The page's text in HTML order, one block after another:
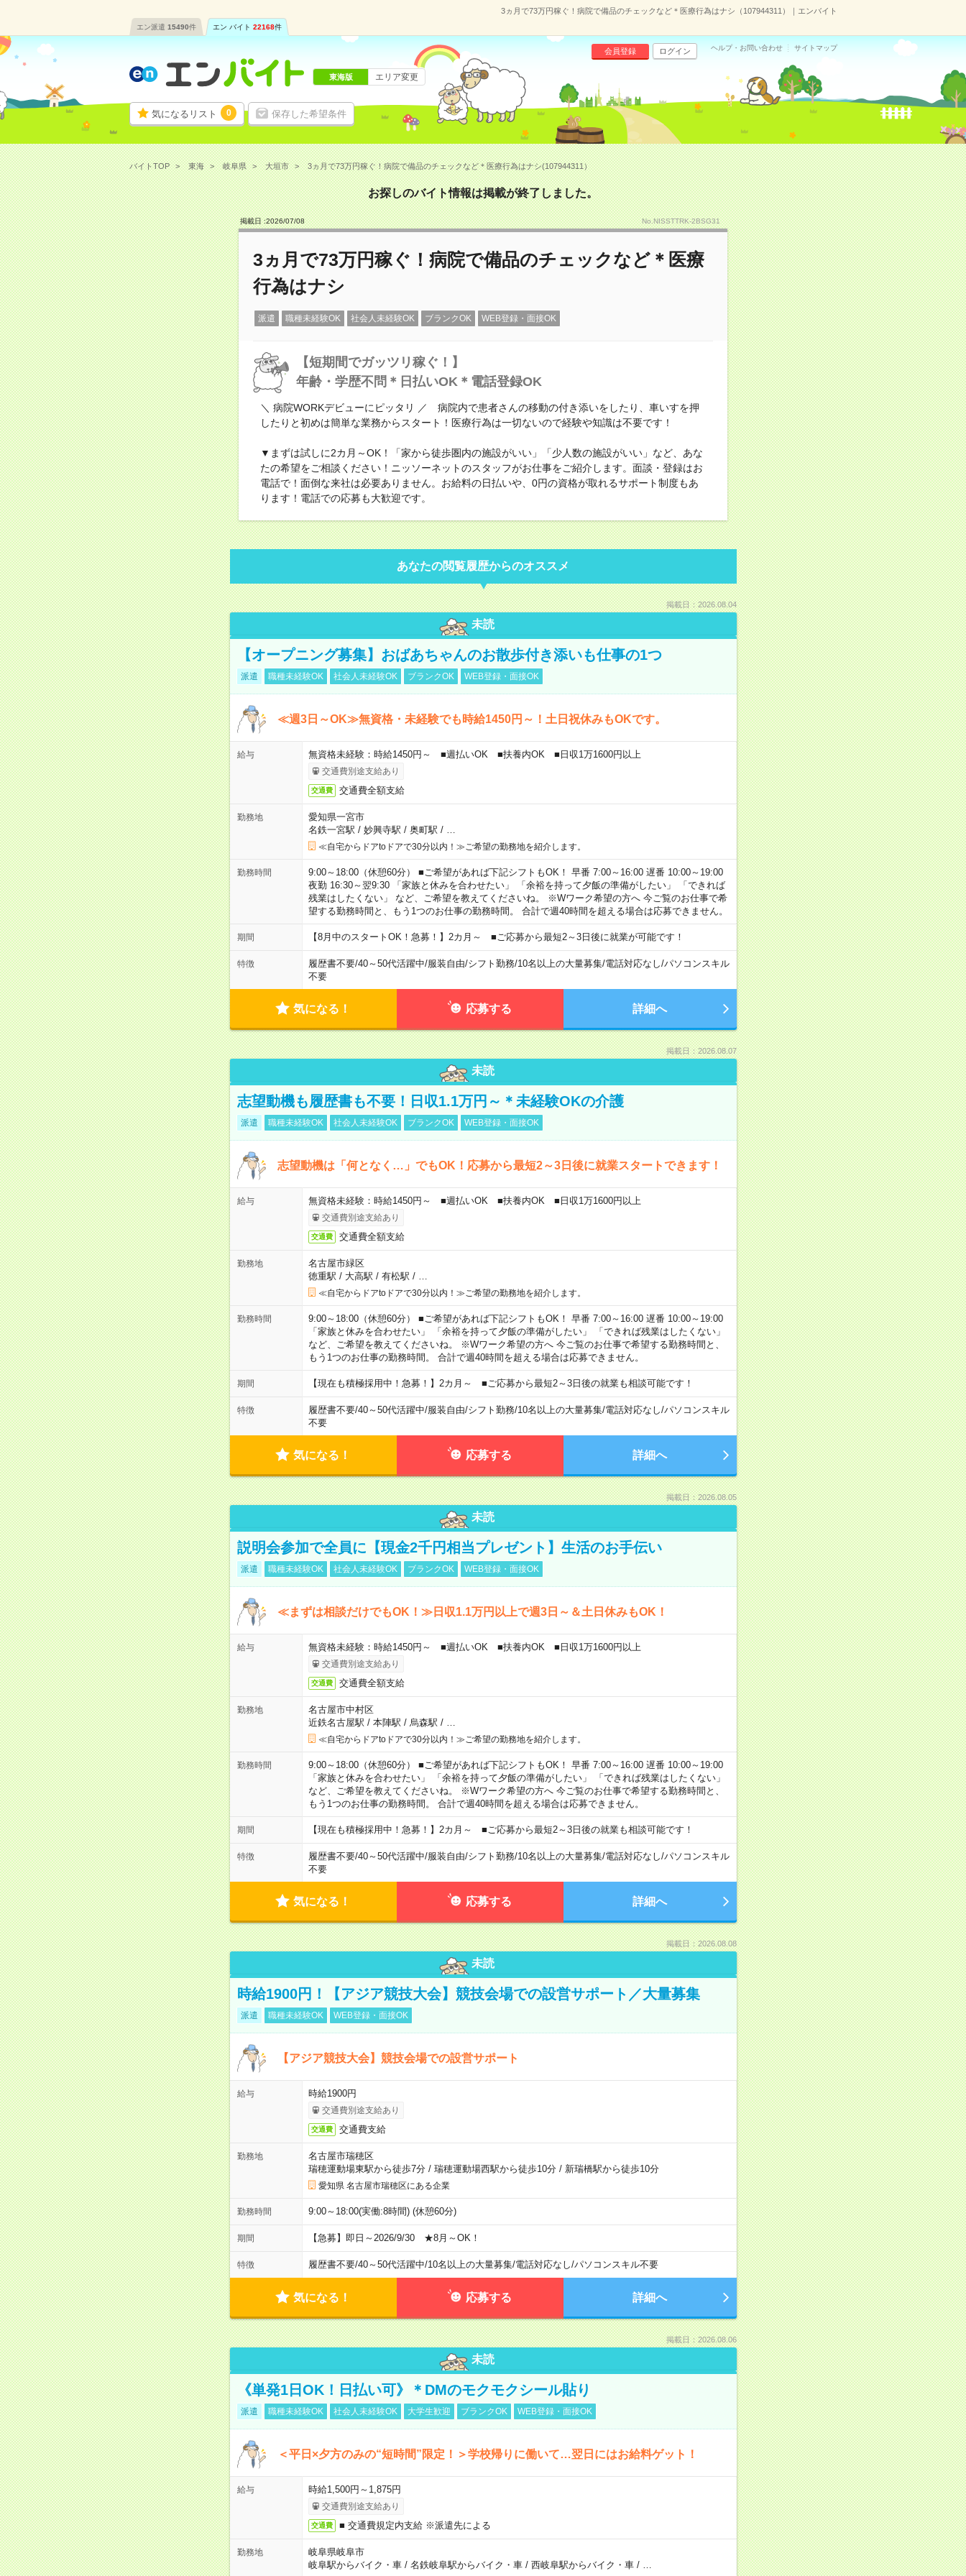
3ヵ月で73万円稼ぐ！病院で備品のチェックなど＊医療行為はナシ（107944311）｜エンバイト
エン派遣 15490件 エン バイト 22168件
気になるリスト 0 保存した希望条件
会員登録 ログイン ヘルプ・お問い合わせ サイトマップ
東海版 エリア変更
バイトTOP 東海 岐阜県 大垣市 3ヵ月で73万円稼ぐ！病院で備品のチェックなど＊医療行為はナシ(107944311）
お探しのバイト情報は掲載が終了しました。
掲載日 :2026/07/08 No.NISSTTRK-2BSG31
3ヵ月で73万円稼ぐ！病院で備品のチェックなど＊医療
行為はナシ
派遣 職種未経験OK 社会人未経験OK ブランクOK WEB登録・面接OK
【短期間でガッツリ稼ぐ！】
年齢・学歴不問＊日払いOK＊電話登録OK
＼ 病院WORKデビューにピッタリ ／ 病院内で患者さんの移動の付き添いをしたり、車いすを押
したりと初めは簡単な業務からスタート！医療行為は一切ないので経験や知識は不要です！
▼まずは試しに2カ月～OK！「家から徒歩圏内の施設がいい」「少人数の施設がいい」など、あな
たの希望をご相談ください！ニッソーネットのスタッフがお仕事をご紹介します。面談・登録はお
電話で！面倒な来社は必要ありません。お給料の日払いや、0円の資格が取れるサポート制度もあ
ります！電話での応募も大歓迎です。
あなたの閲覧履歴からのオススメ
掲載日：2026.08.04
未読
【オープニング募集】おばあちゃんのお散歩付き添いも仕事の1つ
派遣 職種未経験OK 社会人未経験OK ブランクOK WEB登録・面接OK
≪週3日～OK≫無資格・未経験でも時給1450円～！土日祝休みもOKです。
給与 無資格未経験：時給1450円～ ■週払いOK ■扶養内OK ■日収1万1600円以上
交通費別途支給あり
交通費 交通費全額支給
勤務地
愛知県一宮市
名鉄一宮駅 / 妙興寺駅 / 奥町駅 /
≪自宅からドアtoドアで30分以内！≫ご希望の勤務地を紹介します。
勤務時間
9:00～18:00（休憩60分） ■ご希望があれば下記シフトもOK！ 早番 7:00～16:00 遅番 10:00～19:00
夜勤 16:30～翌9:30 「家族と休みを合わせたい」 「余裕を持って夕飯の準備がしたい」 「できれば
残業はしたくない」 など、ご希望を教えてくださいね。 ※Wワーク希望の方へ 今ご覧のお仕事で希
望する勤務時間と、もう1つのお仕事の勤務時間。 合計で週40時間を超える場合は応募できません。
期間 【8月中のスタートOK！急募！】2カ月～ ■ご応募から最短2～3日後に就業が可能です！
特徴 履歴書不要/40～50代活躍中/服装自由/シフト勤務/10名以上の大量募集/電話対応なし/パソコンスキル
不要
気になる！ 応募する 詳細へ
掲載日：2026.08.07
未読
志望動機も履歴書も不要！日収1.1万円～＊未経験OKの介護
派遣 職種未経験OK 社会人未経験OK ブランクOK WEB登録・面接OK
志望動機は「何となく…」でもOK！応募から最短2～3日後に就業スタートできます！
給与 無資格未経験：時給1450円～ ■週払いOK ■扶養内OK ■日収1万1600円以上
交通費別途支給あり
交通費 交通費全額支給
勤務地
名古屋市緑区
徳重駅 / 大高駅 / 有松駅 /
≪自宅からドアtoドアで30分以内！≫ご希望の勤務地を紹介します。
勤務時間
9:00～18:00（休憩60分） ■ご希望があれば下記シフトもOK！ 早番 7:00～16:00 遅番 10:00～19:00
「家族と休みを合わせたい」 「余裕を持って夕飯の準備がしたい」 「できれば残業はしたくない」
など、ご希望を教えてくださいね。 ※Wワーク希望の方へ 今ご覧のお仕事で希望する勤務時間と、
もう1つのお仕事の勤務時間。 合計で週40時間を超える場合は応募できません。
期間 【現在も積極採用中！急募！】2カ月～ ■ご応募から最短2～3日後の就業も相談可能です！
特徴 履歴書不要/40～50代活躍中/服装自由/シフト勤務/10名以上の大量募集/電話対応なし/パソコンスキル
不要
気になる！ 応募する 詳細へ
掲載日：2026.08.05
未読
説明会参加で全員に【現金2千円相当プレゼント】生活のお手伝い
派遣 職種未経験OK 社会人未経験OK ブランクOK WEB登録・面接OK
≪まずは相談だけでもOK！≫日収1.1万円以上で週3日～＆土日休みもOK！
給与 無資格未経験：時給1450円～ ■週払いOK ■扶養内OK ■日収1万1600円以上
交通費別途支給あり
交通費 交通費全額支給
勤務地
名古屋市中村区
近鉄名古屋駅 / 本陣駅 / 烏森駅 /
≪自宅からドアtoドアで30分以内！≫ご希望の勤務地を紹介します。
勤務時間
9:00～18:00（休憩60分） ■ご希望があれば下記シフトもOK！ 早番 7:00～16:00 遅番 10:00～19:00
「家族と休みを合わせたい」 「余裕を持って夕飯の準備がしたい」 「できれば残業はしたくない」
など、ご希望を教えてくださいね。 ※Wワーク希望の方へ 今ご覧のお仕事で希望する勤務時間と、
もう1つのお仕事の勤務時間。 合計で週40時間を超える場合は応募できません。
期間 【現在も積極採用中！急募！】2カ月～ ■ご応募から最短2～3日後の就業も相談可能です！
特徴 履歴書不要/40～50代活躍中/服装自由/シフト勤務/10名以上の大量募集/電話対応なし/パソコンスキル
不要
気になる！ 応募する 詳細へ
掲載日：2026.08.08
未読
時給1900円！【アジア競技大会】競技会場での設営サポート／大量募集
派遣 職種未経験OK WEB登録・面接OK
【アジア競技大会】競技会場での設営サポート
給与 時給1900円
交通費別途支給あり
交通費 交通費支給
勤務地
名古屋市瑞穂区
瑞穂運動場東駅から徒歩7分/ 瑞穂運動場西駅から徒歩10分/ 新瑞橋駅から徒歩10分
愛知県 名古屋市瑞穂区にある企業
勤務時間 9:00～18:00(実働:8時間) (休憩60分)
期間 【急募】即日～2026/9/30 ★8月～OK！
特徴 履歴書不要/40～50代活躍中/10名以上の大量募集/電話対応なし/パソコンスキル不要
気になる！ 応募する 詳細へ
掲載日：2026.08.06
未読
《単発1日OK！日払い可》＊DMのモクモクシール貼り
派遣 職種未経験OK 社会人未経験OK 大学生歓迎 ブランクOK WEB登録・面接OK
＜平日×夕方のみの“短時間”限定！＞学校帰りに働いて…翌日にはお給料ゲット！
給与 時給1,500円～1,875円
交通費別途支給あり
交通費 ■ 交通費規定内支給 ※派遣先による
勤務地
岐阜県岐阜市
岐阜駅からバイク・車/ 名鉄岐阜駅からバイク・車/ 西岐阜駅からバイク・車/